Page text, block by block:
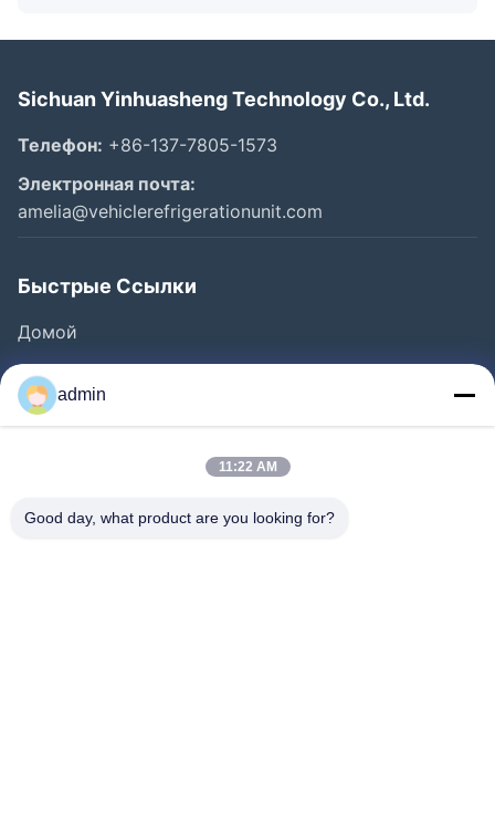
Sichuan Yinhuasheng Technology Co., Ltd.
Телефон: +86-137-7805-1573
Электронная почта:
amelia@vehiclerefrigerationunit.com
Быстрые Ссылки
Домой
Продукты
Видео
Контроль Качества
admin
11:22 AM
Good day, what product are you looking for?